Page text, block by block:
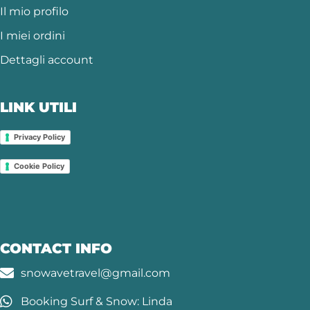
Il mio profilo
I miei ordini
Dettagli account
LINK UTILI
Privacy Policy
Cookie Policy
CONTACT INFO
snowavetravel@gmail.com
Booking Surf & Snow: Linda